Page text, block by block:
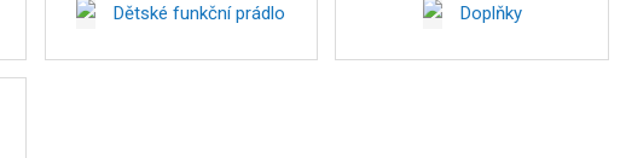
Dětské funkční prádlo Doplňky